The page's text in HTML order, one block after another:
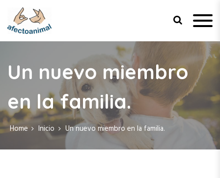
e
n
t
Afecto Animal
Tu sitio de confianza para el
Un nuevo miembro
en la familia.
Home Inicio Un nuevo miembro en la familia.